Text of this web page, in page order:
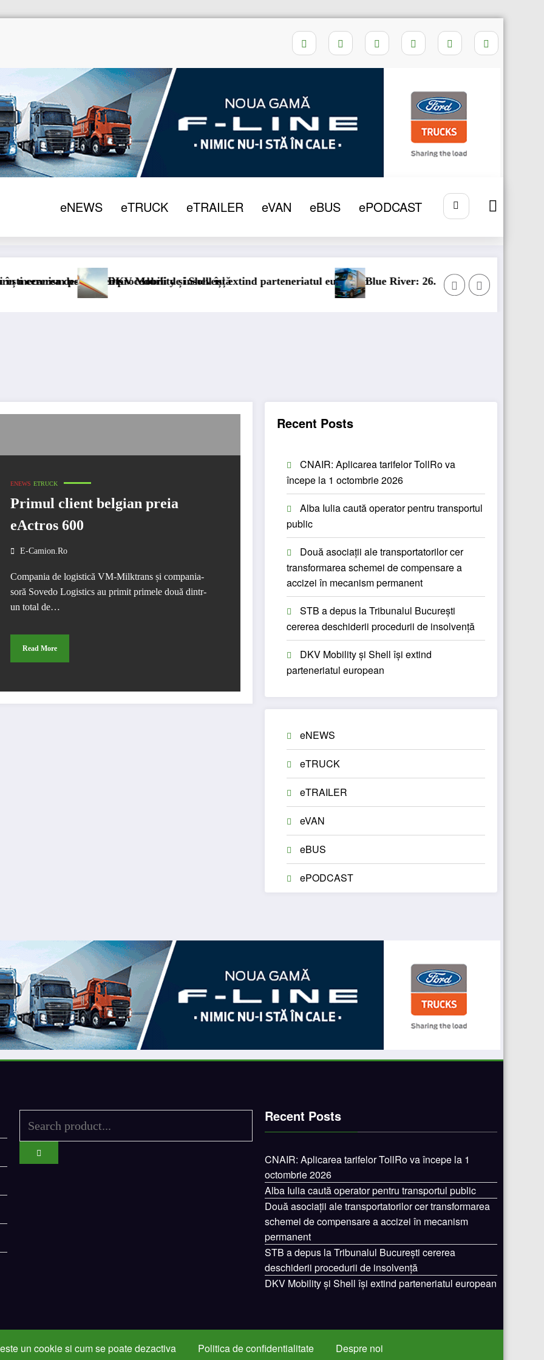
eNEWS eTRUCK eTRAILER eVAN eBUS ePODCAST
e TRUCK
procedurii de insolvență
DKV Mobility și Shell își extind parteneriatul europeanBlue River: 26.123 km cu un camion 100%
ENEWS ETRUCK
Primul client belgian preia
eActros 600
E-Camion.ro
Compania de logistică VM-Milktrans și compania-
soră Sovedo Logistics au primit primele două dintr-
un total de…
Read More
Recent Posts
CNAIR: Aplicarea tarifelor TollRo va
începe la 1 octombrie 2026
Alba Iulia caută operator pentru transportul
public
Două asociații ale transportatorilor cer
transformarea schemei de compensare a
accizei în mecanism permanent
STB a depus la Tribunalul București
cererea deschiderii procedurii de insolvență
DKV Mobility și Shell își extind
parteneriatul european
eNEWS
eTRUCK
eTRAILER
eVAN
eBUS
ePODCAST
Recent Posts
CNAIR: Aplicarea tarifelor TollRo va începe la 1
octombrie 2026
Alba Iulia caută operator pentru transportul public
Două asociații ale transportatorilor cer transformarea
schemei de compensare a accizei în mecanism
permanent
STB a depus la Tribunalul București cererea
deschiderii procedurii de insolvență
DKV Mobility și Shell își extind parteneriatul european
un cookie si cum se poate dezactiva Politica de confidentialitate Despre noi